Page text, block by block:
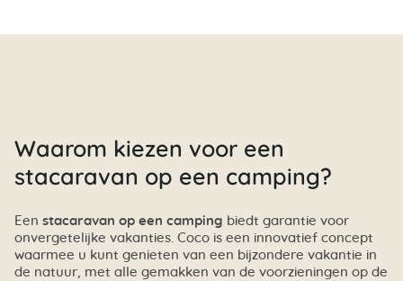
Waarom kiezen voor een
stacaravan op een camping?
Een stacaravan op een camping biedt garantie voor
onvergetelijke vakanties. Coco is een innovatief concept
waarmee u kunt genieten van een bijzondere vakantie in
de natuur, met alle gemakken van de voorzieningen op de